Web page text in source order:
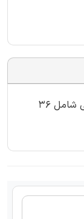
درسنامه استخدامی شناخت تامین اجتماعی شامل 36